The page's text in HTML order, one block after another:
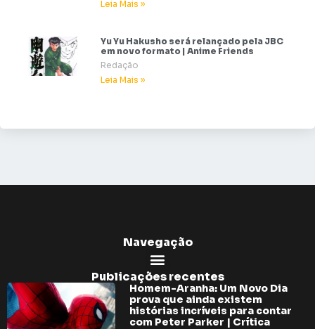
Leia Mais »
Yu Yu Hakusho será relançado pela JBC
em novo formato | Anime Friends
Redação
Leia Mais »
Navegação
Publicações recentes
Homem-Aranha: Um Novo Dia
prova que ainda existem
histórias incríveis para contar
com Peter Parker | Crítica